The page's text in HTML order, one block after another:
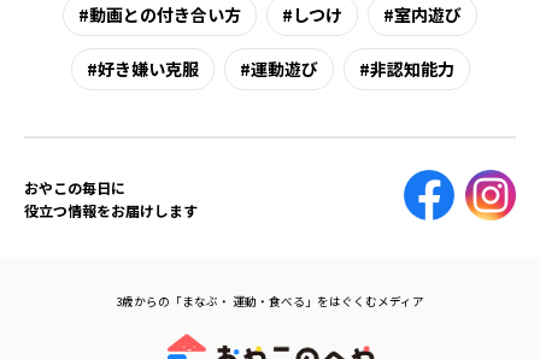
動画との付き合い方 しつけ 室内遊び
好き嫌い克服 運動遊び 非認知能力
おやこの毎日に
役立つ情報をお届けします
3歳からの「まなぶ・ 運動・食べる」をはぐくむメディア